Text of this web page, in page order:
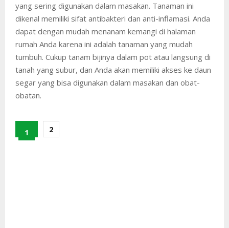
yang sering digunakan dalam masakan. Tanaman ini
dikenal memiliki sifat antibakteri dan anti-inflamasi. Anda
dapat dengan mudah menanam kemangi di halaman
rumah Anda karena ini adalah tanaman yang mudah
tumbuh. Cukup tanam bijinya dalam pot atau langsung di
tanah yang subur, dan Anda akan memiliki akses ke daun
segar yang bisa digunakan dalam masakan dan obat-
obatan.
1 2